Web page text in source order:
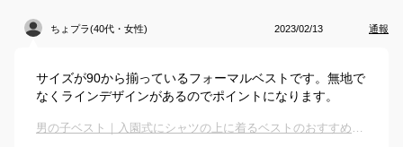
ちょプラ(40代・女性) 2023/02/13 通報
サイズが90から揃っているフォーマルベストです。無地で
なくラインデザインがあるのでポイントになります。
男の子ベスト｜入園式にシャツの上に着るベストのおすすめは？